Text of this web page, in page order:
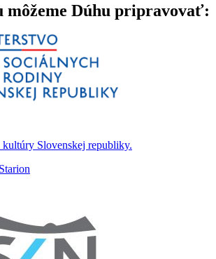
môžeme Dúhu pripravovať: